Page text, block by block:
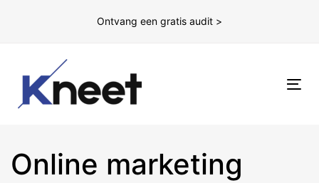
Ontvang een gratis audit >
Online marketing